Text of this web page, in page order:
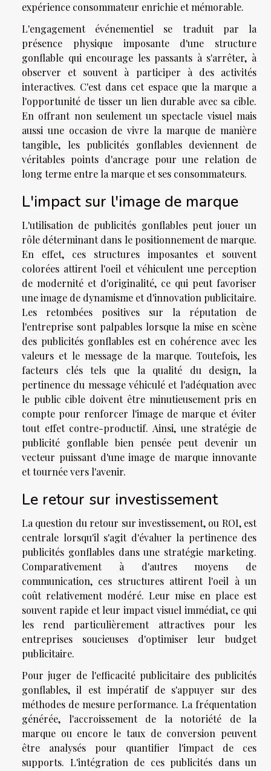
expérience consommateur enrichie et mémorable.
L'engagement événementiel se traduit par la
présence physique imposante d'une structure
gonflable qui encourage les passants à s'arrêter, à
observer et souvent à participer à des activités
interactives. C'est dans cet espace que la marque a
l'opportunité de tisser un lien durable avec sa cible.
En offrant non seulement un spectacle visuel mais
aussi une occasion de vivre la marque de manière
tangible, les publicités gonflables deviennent de
véritables points d'ancrage pour une relation de
long terme entre la marque et ses consommateurs.
L'impact sur l'image de marque
L'utilisation de publicités gonflables peut jouer un
rôle déterminant dans le positionnement de marque.
En effet, ces structures imposantes et souvent
colorées attirent l'oeil et véhiculent une perception
de modernité et d'originalité, ce qui peut favoriser
une image de dynamisme et d'innovation publicitaire.
Les retombées positives sur la réputation de
l'entreprise sont palpables lorsque la mise en scène
des publicités gonflables est en cohérence avec les
valeurs et le message de la marque. Toutefois, les
facteurs clés tels que la qualité du design, la
pertinence du message véhiculé et l'adéquation avec
le public cible doivent être minutieusement pris en
compte pour renforcer l'image de marque et éviter
tout effet contre-productif. Ainsi, une stratégie de
publicité gonflable bien pensée peut devenir un
vecteur puissant d'une image de marque innovante
et tournée vers l'avenir.
Le retour sur investissement
La question du retour sur investissement, ou ROI, est
centrale lorsqu'il s'agit d'évaluer la pertinence des
publicités gonflables dans une stratégie marketing.
Comparativement à d'autres moyens de
communication, ces structures attirent l'oeil à un
coût relativement modéré. Leur mise en place est
souvent rapide et leur impact visuel immédiat, ce qui
les rend particulièrement attractives pour les
entreprises soucieuses d'optimiser leur budget
publicitaire.
Pour juger de l'efficacité publicitaire des publicités
gonflables, il est impératif de s'appuyer sur des
méthodes de mesure performance. La fréquentation
générée, l'accroissement de la notoriété de la
marque ou encore le taux de conversion peuvent
être analysés pour quantifier l'impact de ces
supports. L'intégration de ces publicités dans un